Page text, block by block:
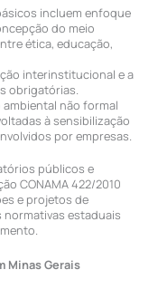
incluem enfoque
do meio
ética, educação,
interinstitucional e a
obrigatórias.
ambiental não formal
à sensibilização
por empresas.
públicos e
CONAMA 422/2010
e projetos de
estaduais
Minas Gerais